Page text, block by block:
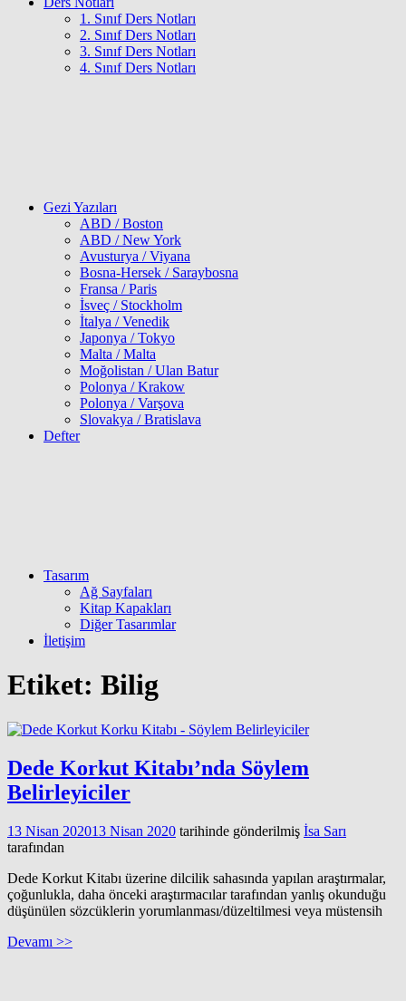
1. Sınıf Ders Notları
2. Sınıf Ders Notları
3. Sınıf Ders Notları
4. Sınıf Ders Notları
Gezi Yazıları
ABD / Boston
ABD / New York
Avusturya / Viyana
Bosna-Hersek / Saraybosna
Fransa / Paris
İsveç / Stockholm
İtalya / Venedik
Japonya / Tokyo
Malta / Malta
Moğolistan / Ulan Batur
Polonya / Krakow
Polonya / Varşova
Slovakya / Bratislava
Defter
Tasarım
Ağ Sayfaları
Kitap Kapakları
Diğer Tasarımlar
İletişim
Etiket: Bilig
Dede Korkut Kitabı’nda Söylem
Belirleyiciler
13 Nisan 202013 Nisan 2020 tarihinde gönderilmiş İsa Sarı
tarafından
Dede Korkut Kitabı üzerine dilcilik sahasında yapılan araştırmalar,
çoğunlukla, daha önceki araştırmacılar tarafından yanlış okunduğu
düşünülen sözcüklerin yorumlanması/düzeltilmesi veya müstensih
Devamı >>